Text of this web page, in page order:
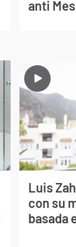
anti
Luis
con su
basada